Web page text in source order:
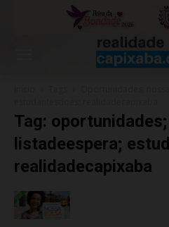
Tag:
listadeespera;
realidadecapixaba